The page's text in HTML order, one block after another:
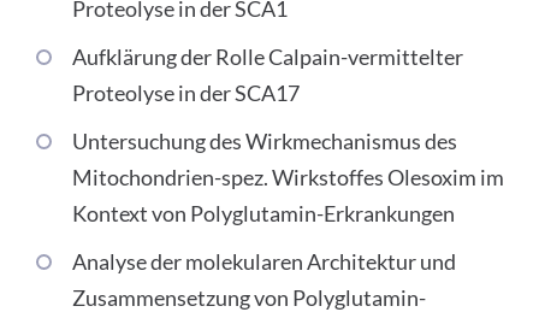
Proteolyse in der SCA1
Aufklärung der Rolle Calpain-vermittelter
Proteolyse in der SCA17
Untersuchung des Wirkmechanismus des
Mitochondrien-spez. Wirkstoffes Olesoxim im
Kontext von Polyglutamin-Erkrankungen
Analyse der molekularen Architektur und
Zusammensetzung von Polyglutamin-